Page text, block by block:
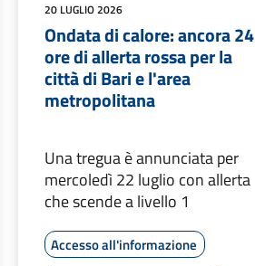
20 LUGLIO 2026
Ondata di calore: ancora 24
ore di allerta rossa per la
città di Bari e l'area
metropolitana
Una tregua è annunciata per
mercoledì 22 luglio con allerta
che scende a livello 1
Accesso all'informazione